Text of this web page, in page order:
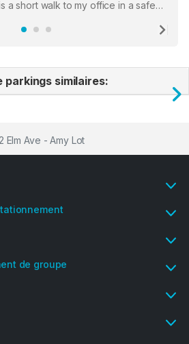
a short walk to my office in a safe
third party in distributing the
similaires:
Elm Ave - Amy Lot
de groupe